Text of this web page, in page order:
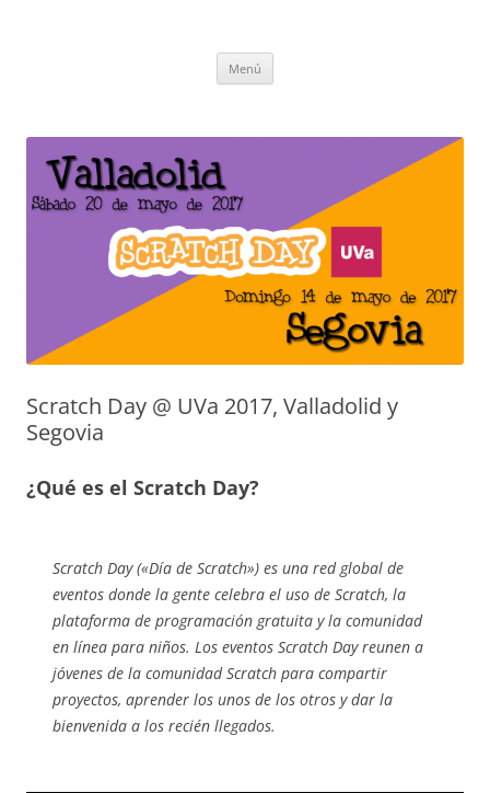
Menú
Scratch Day @ UVa 2017, Valladolid y
Segovia
¿Qué es el Scratch Day?
Scratch Day («Día de Scratch») es una red global de
eventos donde la gente celebra el uso de Scratch, la
plataforma de programación gratuita y la comunidad
en línea para niños. Los eventos Scratch Day reunen a
jóvenes de la comunidad Scratch para compartir
proyectos, aprender los unos de los otros y dar la
bienvenida a los recién llegados.